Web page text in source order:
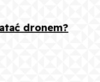
dronem?